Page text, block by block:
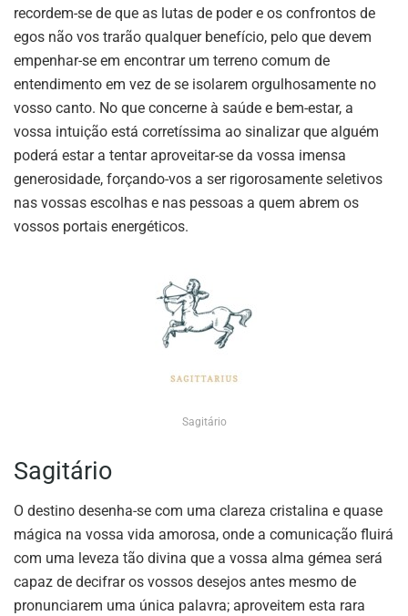
recordem-se de que as lutas de poder e os confrontos de
egos não vos trarão qualquer benefício, pelo que devem
empenhar-se em encontrar um terreno comum de
entendimento em vez de se isolarem orgulhosamente no
vosso canto. No que concerne à saúde e bem-estar, a
vossa intuição está corretíssima ao sinalizar que alguém
poderá estar a tentar aproveitar-se da vossa imensa
generosidade, forçando-vos a ser rigorosamente seletivos
nas vossas escolhas e nas pessoas a quem abrem os
vossos portais energéticos.
Sagitário
Sagitário
O destino desenha-se com uma clareza cristalina e quase
mágica na vossa vida amorosa, onde a comunicação fluirá
com uma leveza tão divina que a vossa alma gémea será
capaz de decifrar os vossos desejos antes mesmo de
pronunciarem uma única palavra; aproveitem esta rara